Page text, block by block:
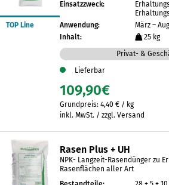
TOP Line
Einsatzzweck:
Anwendung:
März –
Inhalt:
25 kg
Privat- &
Lieferbar
109,90€
Grundpreis: 4,40 € / kg
inkl. MwSt. / zzgl. Versand
Rasen Plus + UH
NPK- Langzeit-Rasendünger zu
Rasenflächen aller Art